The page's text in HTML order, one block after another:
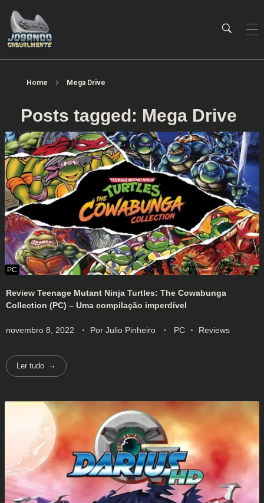
Home Mega Drive
Posts tagged: Mega Drive
Review Teenage Mutant Ninja Turtles: The Cowabunga
Collection (PC) – Uma compilação imperdível
novembro 8, 2022 Por Julio Pinheiro PC Reviews
Ler tudo